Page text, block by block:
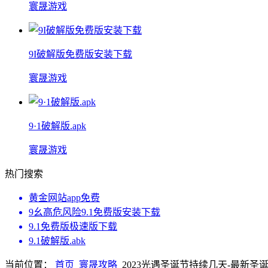
寰晟游戏
9I破解版免费版安装下载
寰晟游戏
9·1破解版.apk
寰晟游戏
热门搜索
黄金网站app免费
9幺高危风险9.1免费版安装下载
9.1免费版极速版下载
9.1破解版.abk
当前位置： 首页 寰晟攻略 2023光遇圣诞节持续几天-最新圣